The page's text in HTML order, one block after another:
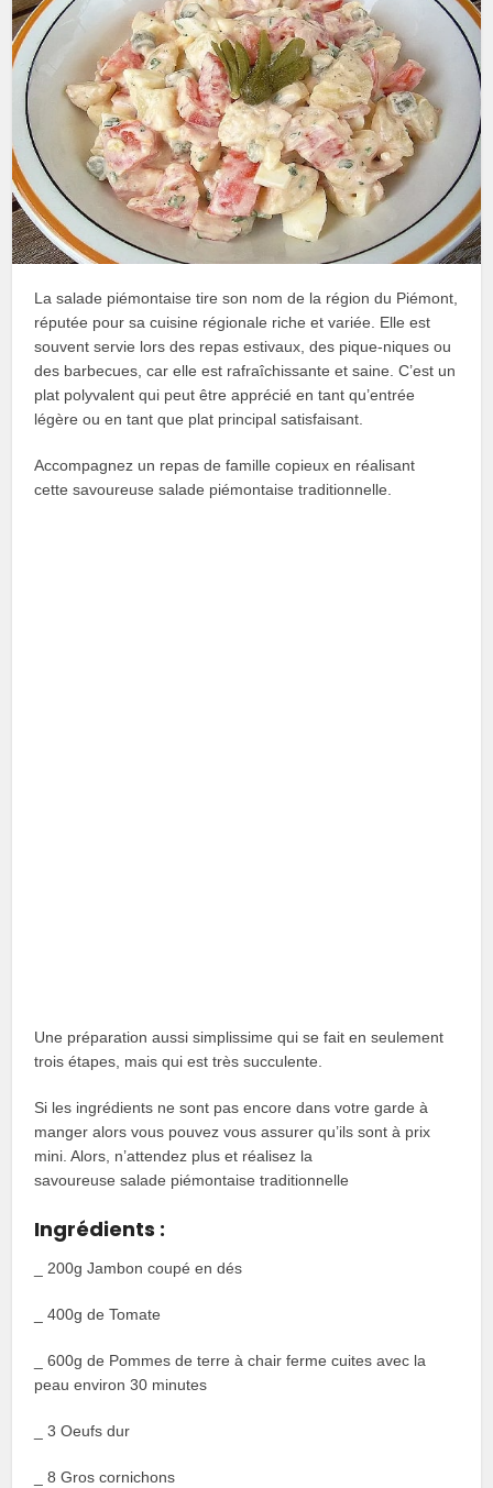
La salade piémontaise tire son nom de la région du Piémont,
réputée pour sa cuisine régionale riche et variée. Elle est
souvent servie lors des repas estivaux, des pique-niques ou
des barbecues, car elle est rafraîchissante et saine. C’est un
plat polyvalent qui peut être apprécié en tant qu’entrée
légère ou en tant que plat principal satisfaisant.
Accompagnez un repas de famille copieux en réalisant
cette savoureuse salade piémontaise traditionnelle.
Une préparation aussi simplissime qui se fait en seulement
trois étapes, mais qui est très succulente.
Si les ingrédients ne sont pas encore dans votre garde à
manger alors vous pouvez vous assurer qu’ils sont à prix
mini. Alors, n’attendez plus et réalisez la
savoureuse salade piémontaise traditionnelle
Ingrédients :
_ 200g Jambon coupé en dés
_ 400g de Tomate
_ 600g de Pommes de terre à chair ferme cuites avec la
peau environ 30 minutes
_ 3 Oeufs dur
_ 8 Gros cornichons